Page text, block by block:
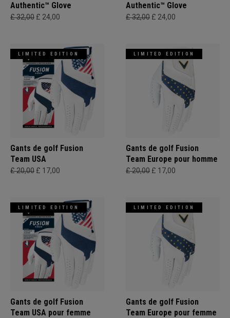
Authentic™ Glove
£ 32,00 £ 24,00
Authentic™ Glove
£ 32,00 £ 24,00
LIMITED EDITION
Gants de golf Fusion
Team USA
£ 20,00 £ 17,00
LIMITED EDITION
Gants de golf Fusion
Team Europe pour homme
£ 20,00 £ 17,00
LIMITED EDITION
Gants de golf Fusion
Team USA pour femme
LIMITED EDITION
Gants de golf Fusion
Team Europe pour femme